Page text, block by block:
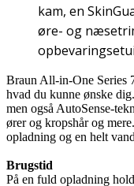
kam, en
øre- og
Braun All-in-One Series
hvad du kunne ønske
men også AutoSense-
ører og kropshår og
opladning og en helt
Brugstid
På en fuld opladning